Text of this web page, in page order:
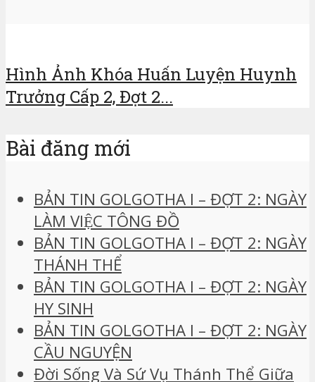
Hình Ảnh Khóa Huấn Luyện Huynh
Trưởng Cấp 2, Đợt 2...
Bài đăng mới
BẢN TIN GOLGOTHA I – ĐỢT 2: NGÀY
LÀM VIỆC TÔNG ĐỒ
BẢN TIN GOLGOTHA I – ĐỢT 2: NGÀY
THÁNH THỂ
BẢN TIN GOLGOTHA I – ĐỢT 2: NGÀY
HY SINH
BẢN TIN GOLGOTHA I – ĐỢT 2: NGÀY
CẦU NGUYỆN
Đời Sống Và Sứ Vụ Thánh Thể Giữa